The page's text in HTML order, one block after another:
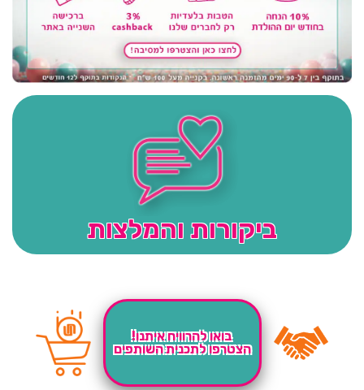
ביקורות והמלצות
בואו להרוויח איתנו!
הצטרפו לתכנית השותפים